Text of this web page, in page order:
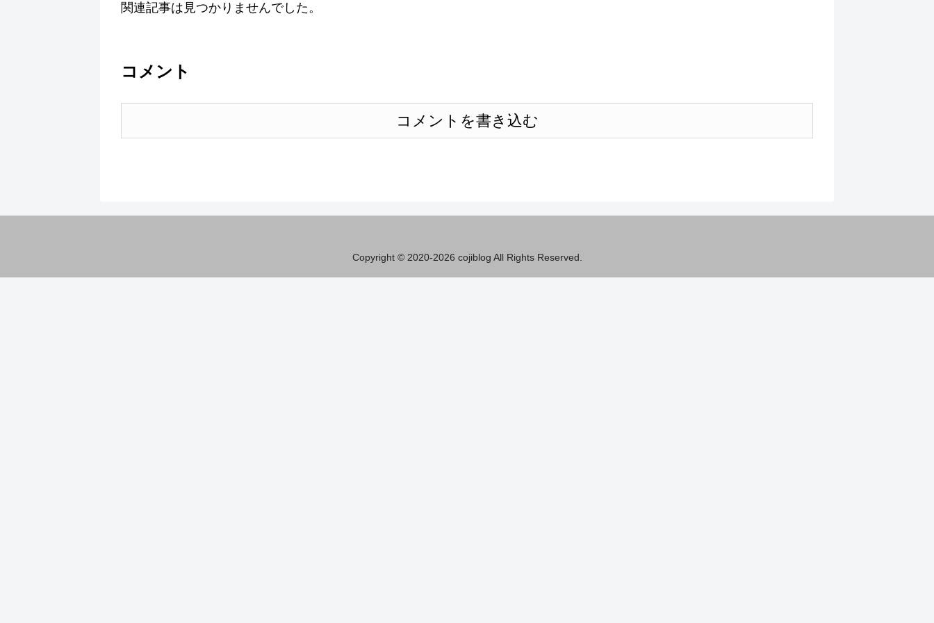
関連記事は見つかりませんでした。
コメント
コメントを書き込む
Copyright © 2020-2026 cojiblog All Rights Reserved.